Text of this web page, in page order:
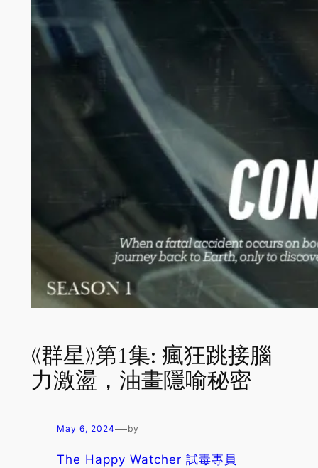
《群星》第1集: 瘋狂跳接腦
力激盪，油畫隱喻秘密
May 6, 2024—by
The Happy Watcher 試毒專員